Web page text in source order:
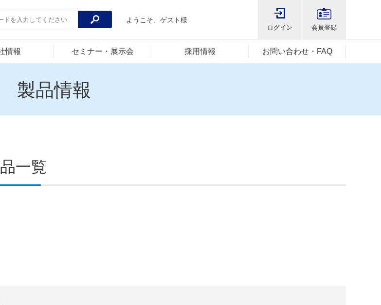
ようこそ、ゲスト様
ログイン 会員登録
情報 セミナー・展示会 採用情報 お問い合わせ・FAQ
製品情報
一覧